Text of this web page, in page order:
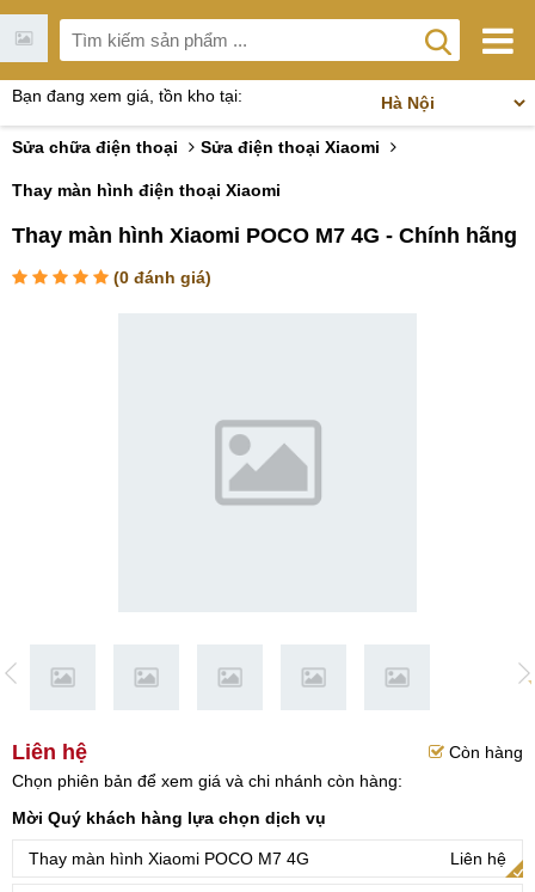
Bạn đang xem giá, tồn kho tại:
Sửa chữa điện thoại Sửa điện thoại Xiaomi
Thay màn hình điện thoại Xiaomi
Thay màn hình Xiaomi POCO M7 4G - Chính hãng
(0 đánh giá)
Liên hệ
Còn hàng
Chọn phiên bản để xem giá và chi nhánh còn hàng:
Mời Quý khách hàng lựa chọn dịch vụ
Thay màn hình Xiaomi POCO M7 4G Liên hệ